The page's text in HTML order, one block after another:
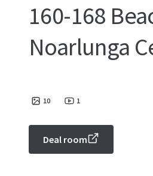
160-168
Noarlunga
10 1
Deal room